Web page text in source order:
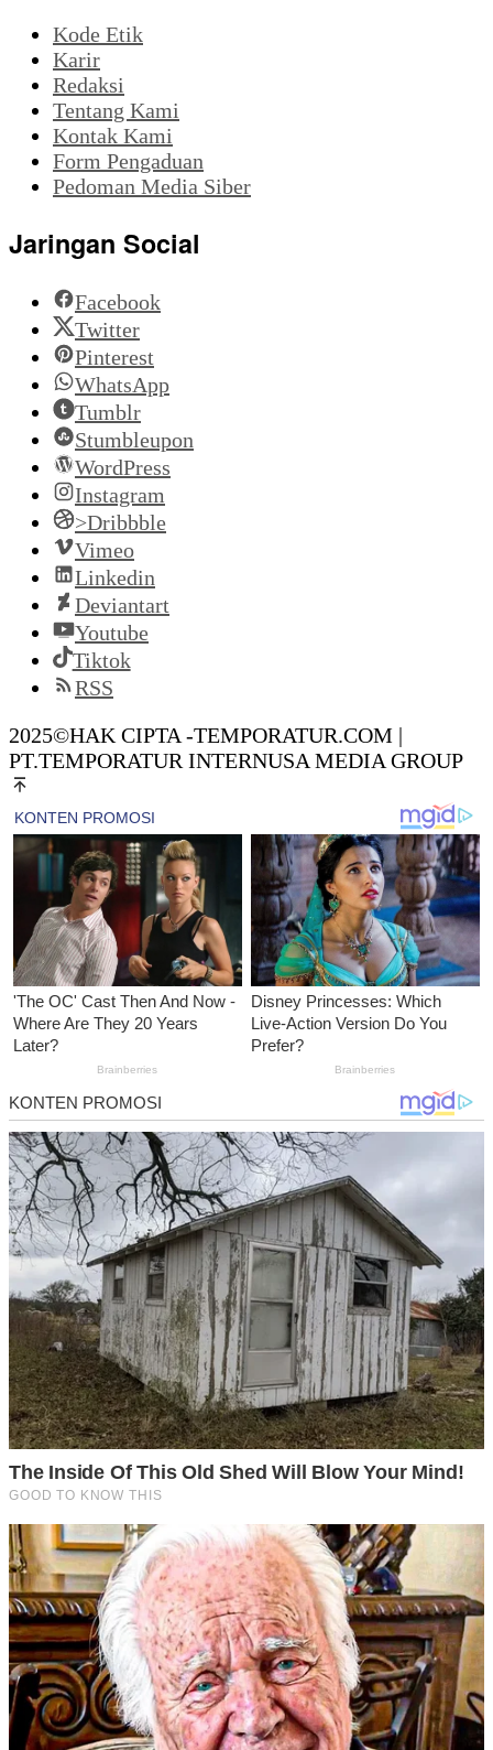
Kode Etik
Karir
Redaksi
Tentang Kami
Kontak Kami
Form Pengaduan
Pedoman Media Siber
Jaringan Social
Facebook
Twitter
Pinterest
WhatsApp
Tumblr
Stumbleupon
WordPress
Instagram
>Dribbble
Vimeo
Linkedin
Deviantart
Youtube
Tiktok
RSS
2025©HAK CIPTA -TEMPORATUR.COM |
PT.TEMPORATUR INTERNUSA MEDIA GROUP